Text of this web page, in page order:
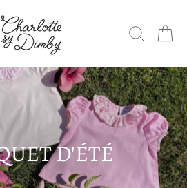
SITE
D'ÉTÉ